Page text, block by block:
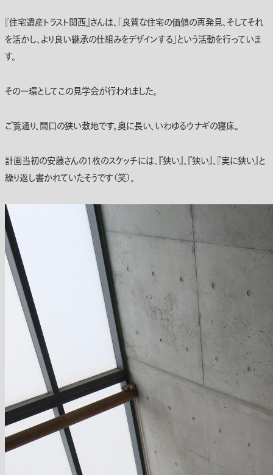
『住宅遺産トラスト関西』さんは、「良質な住宅の価値の再発見、そしてそれ
を活かし、より良い継承の仕組みをデザインする」という活動を行っていま
す。
その一環としてこの見学会が行われました。
ご覧通り、間口の狭い敷地です。奥に長い、いわゆるウナギの寝床。
計画当初の安藤さんの1枚のスケッチには、『狭い』、『狭い』、『実に狭い』と
繰り返し書かれていたそうです（笑）。